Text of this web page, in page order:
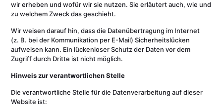
wir erheben und wofür wir sie nutzen. Sie erläutert auch, wie und
zu welchem Zweck das geschieht.
Wir weisen darauf hin, dass die Datenübertragung im Internet
(z. B. bei der Kommunikation per E-Mail) Sicherheitslücken
aufweisen kann. Ein lückenloser Schutz der Daten vor dem
Zugriff durch Dritte ist nicht möglich.
Hinweis zur verantwortlichen Stelle
Die verantwortliche Stelle für die Datenverarbeitung auf dieser
Website ist: